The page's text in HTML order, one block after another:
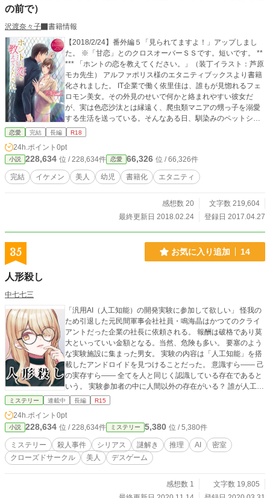
の前で）
沢渡奈々子
書籍情報
【2018/2/24】番外編５「見られてますよ！」アップしまし
た。 ※「甘恋」とのクロスオーバーＳＳです。短いです。 **
*** 「ホントの恋を教えてください。」（装丁イラスト：芦原
モカ先生） アルファポリス様のエタニティブックスより書籍
化されました。 IT企業で働く依里佳は、誰もが見惚れるフェ
ロモン美女。その外見のせいで何かと絡まれやすい彼女だ
が、実は色恋沙汰とは縁遠く、爬虫類マニアの甥っ子を溺愛
する生活を送っている。そんなある日、馴染みのペットショ
ップで社内でも評判の爽やかイケメン・水科を見かけた依里
者になってほしいと頼み込む。そうして始まった交流は、期
待以上の大成功！ 甥に対しても優しくスマートな水科に惹
かれ始める依里佳だが……!? ――書籍版あらすじより。 美
人だけど少し不器用な女の子と、いつも笑顔のイケメン後輩
番外編と若干矛盾する部分もあるかと思います。おいおい直
していきますので、ご理解いただければ幸いです。 ※番外編
恋愛 完結 長編 R18
24h.ポイント 0pt
小説 228,634 位 / 228,634件 恋愛 66,326 位 / 66,326件
完結 イケメン 美人 幼児 書籍化 エタニティ
感想数 20
文字数 219,604
最終更新日 2018.02.24
登録日 2017.04.27
35 お気に入り追加 14
人形殺し
中七七三
「汎用AI（人工知能）の開発実験に参加して欲しい」 怪我の
ため引退した元民間軍事会社社員・鳴海晶はかつてのクライ
アントだった企業の社長に依頼される。 報酬は破格であり莫
大といっていい金額となる。当然、危険も多い。 要塞のよう
な実験施設に集まった男女。 実験の内容は「人工知能」を搭
載したアンドロイドを見つけることだった。 意識すら―― 己
の実存すら―― 全てを人と同じく認識している存在であると
いう。 実験参加者の中に人間以外の存在がいる？ 誰が人工知
能搭載のアンドロイドなのか？ 閉鎖環境の中では血なまぐさ
ミステリー 連載中 長編 R15
24h.ポイント 0pt
小説 228,634 位 / 228,634件 ミステリー 5,380 位 / 5,380件
ミステリー 殺人事件 シリアス 謎解き 推理 AI
密室
クローズドサークル
美人 デスゲーム
感想数 1
文字数 19,805